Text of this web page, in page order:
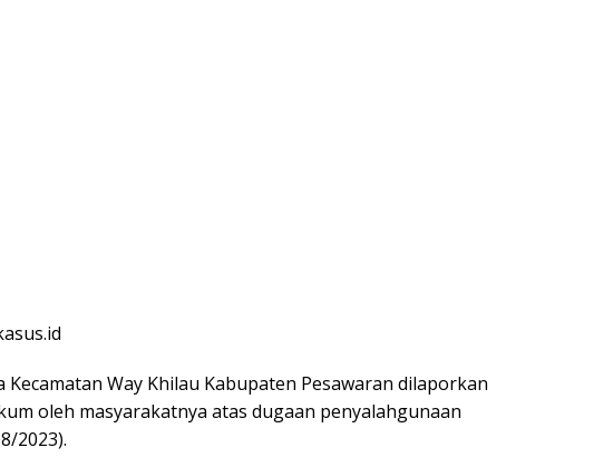
Kecamatan Way Khilau Kabupaten Pesawaran dilaporkan
oleh masyarakatnya atas dugaan penyalahgunaan
2023).